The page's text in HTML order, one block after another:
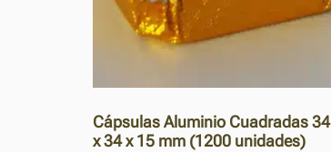
Cápsulas Aluminio Cuadradas 34
x 34 x 15 mm (1200 unidades)